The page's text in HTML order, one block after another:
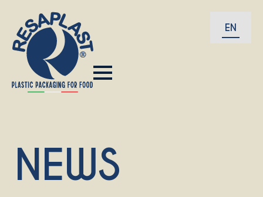
EN
NEWS